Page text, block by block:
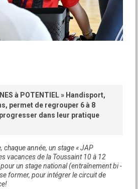
à POTENTIEL » Handisport,
permet de regrouper 6 à 8
dans leur pratique
chaque année, un stage « JAP
vacances de la Toussaint 10 à 12
un stage national (entraînement bi -
former, pour intégrer le circuit de